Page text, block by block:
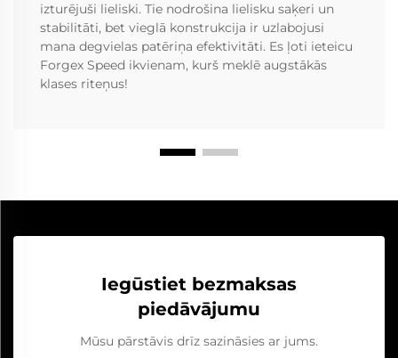
izturējuši lieliski. Tie nodrošina lielisku saķeri un
stabilitāti, bet vieglā konstrukcija ir uzlabojusi
mana degvielas patēriņa efektivitāti. Es ļoti ieteicu
Forgex Speed ikvienam, kurš meklē augstākās
klases riteņus!
Iegūstiet bezmaksas
piedāvājumu
Mūsu pārstāvis drīz sazināsies ar jums.